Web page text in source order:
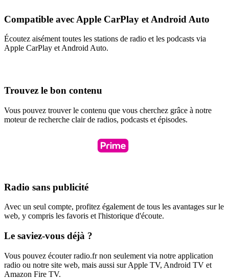
Compatible avec Apple CarPlay et Android Auto
Écoutez aisément toutes les stations de radio et les podcasts via
Apple CarPlay et Android Auto.
Trouvez le bon contenu
Vous pouvez trouver le contenu que vous cherchez grâce à notre
moteur de recherche clair de radios, podcasts et épisodes.
Radio sans publicité
Avec un seul compte, profitez également de tous les avantages sur le
web, y compris les favoris et l'historique d'écoute.
Le saviez-vous déjà ?
Vous pouvez écouter radio.fr non seulement via notre application
radio ou notre site web, mais aussi sur Apple TV, Android TV et
Amazon Fire TV.